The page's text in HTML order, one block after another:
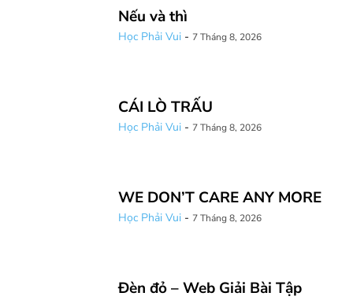
Nếu và thì
Học Phải Vui - 7 Tháng 8, 2026
CÁI LÒ TRẤU
Học Phải Vui - 7 Tháng 8, 2026
WE DON’T CARE ANY MORE
Học Phải Vui - 7 Tháng 8, 2026
Đèn đỏ – Web Giải Bài Tập